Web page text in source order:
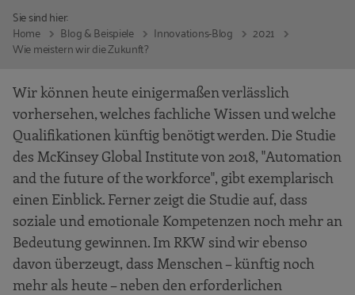
Sie sind hier:
Home
Blog & Beispiele Innovations-Blog
2021
Wie meistern wir die Zukunft?
Wir können heute einigermaßen verlässlich
vorhersehen, welches fachliche Wissen und welche
Qualifikationen künftig benötigt werden. Die Studie
des McKinsey Global Institute von 2018, "Automation
and the future of the workforce", gibt exemplarisch
einen Einblick. Ferner zeigt die Studie auf, dass
soziale und emotionale Kompetenzen noch mehr an
Bedeutung gewinnen. Im RKW sind wir ebenso
davon überzeugt, dass Menschen – künftig noch
mehr als heute – neben den erforderlichen